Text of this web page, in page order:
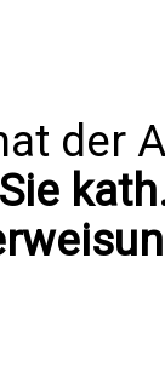
der